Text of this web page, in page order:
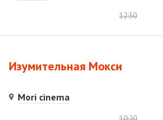
12:50
Изумительная Мокси
Mori cinema